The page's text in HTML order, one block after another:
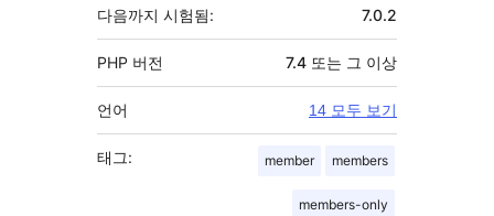
다음까지 시험됨: 7.0.2
PHP 버전 7.4 또는 그 이상
언어 14 모두 보기
태그: member members
members-only